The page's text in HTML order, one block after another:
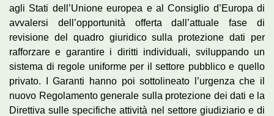
agli Stati dell’Unione europea e al Consiglio d’Europa di
avvalersi dell’opportunità offerta dall’attuale fase di
revisione del quadro giuridico sulla protezione dati per
rafforzare e garantire i diritti individuali, sviluppando un
sistema di regole uniforme per il settore pubblico e quello
privato. I Garanti hanno poi sottolineato l’urgenza che il
nuovo Regolamento generale sulla protezione dei dati e la
Direttiva sulle specifiche attività nel settore giudiziario e di